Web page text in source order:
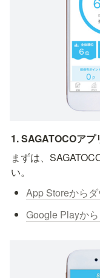
1. SAGATOCOアプ
まずは、
い。
App Storeから
Google Playか